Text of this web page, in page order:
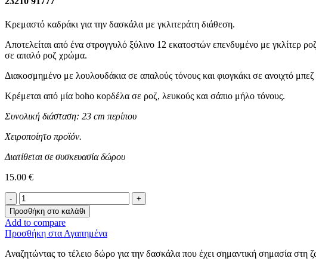
Κρεμαστό καδράκι για την δασκάλα με γκλιτεράτη διάθεση.
Αποτελείται από ένα στρογγυλό ξύλινο 12 εκατοστών επενδυμένο με
σε απαλό ροζ χρώμα.
Διακοσμημένο με λουλουδάκια σε απαλούς τόνους και φιογκάκι σε ανοιχτό
Κρέμεται από μία boho κορδέλα σε ροζ, λευκούς και σάπιο μήλο τόνους.
Συνολική διάσταση: 23 cm περίπου
Χειροποίητο προϊόν.
Διατίθεται σε συσκευασία δώρου
15.00 €
Κρεμαστό
καδράκι
για
την
δασκάλα
ποσότητα
Προσθήκη στο καλάθι
Add to compare
Προσθήκη στα Αγαπημένα
Αναζητώντας το τέλειο δώρο για την δασκάλα που έχει σημαντική σημασία στη